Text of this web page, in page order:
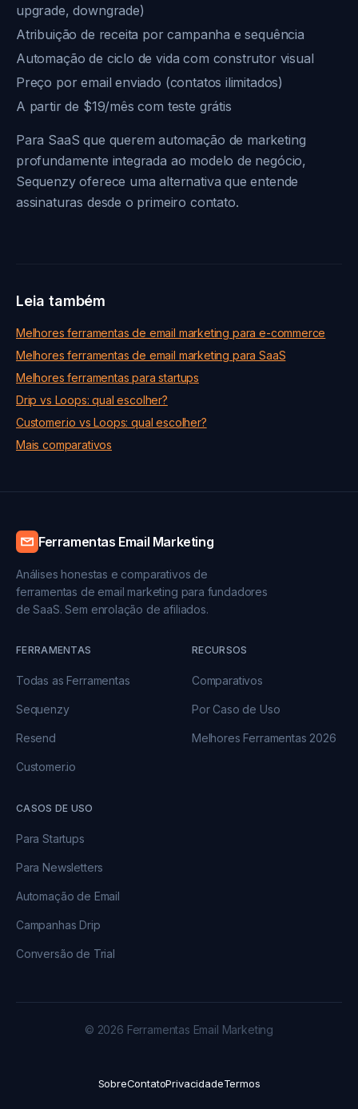
upgrade, downgrade)
Atribuição de receita por campanha e sequência
Automação de ciclo de vida com construtor visual
Preço por email enviado (contatos ilimitados)
A partir de $19/mês com teste grátis
Para SaaS que querem automação de marketing
profundamente integrada ao modelo de negócio,
Sequenzy oferece uma alternativa que entende
assinaturas desde o primeiro contato.
Leia também
Melhores ferramentas de email marketing para e-commerce
Melhores ferramentas de email marketing para SaaS
Melhores ferramentas para startups
Drip vs Loops: qual escolher?
Customer.io vs Loops: qual escolher?
Mais comparativos
Ferramentas Email Marketing
Análises honestas e comparativos de
ferramentas de email marketing para fundadores
de SaaS. Sem enrolação de afiliados.
FERRAMENTAS
Todas as Ferramentas
Sequenzy
Resend
Customer.io
RECURSOS
Comparativos
Por Caso de Uso
Melhores Ferramentas 2026
CASOS DE USO
Para Startups
Para Newsletters
Automação de Email
Campanhas Drip
Conversão de Trial
© 2026 Ferramentas Email Marketing
SobreContatoPrivacidadeTermos